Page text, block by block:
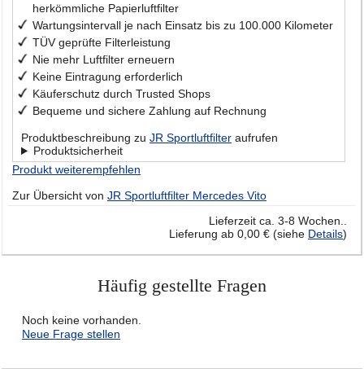
herkömmliche Papierluftfilter
Wartungsintervall je nach Einsatz bis zu 100.000 Kilometer
TÜV geprüfte Filterleistung
Nie mehr Luftfilter erneuern
Keine Eintragung erforderlich
Käuferschutz durch Trusted Shops
Bequeme und sichere Zahlung auf Rechnung
Produktbeschreibung zu JR Sportluftfilter aufrufen
Produktsicherheit
Produkt weiterempfehlen
Zur Übersicht von JR Sportluftfilter Mercedes Vito
Lieferzeit ca. 3-8 Wochen..
Lieferung ab 0,00 € (siehe Details)
Häufig gestellte Fragen
Noch keine vorhanden.
Neue Frage stellen